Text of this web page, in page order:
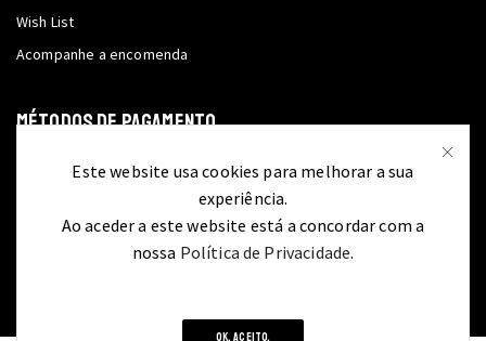
Wish List
Acompanhe a encomenda
MÉTODOS DE PAGAMENTO
Este website usa cookies para melhorar a sua
experiência.
Ao aceder a este website está a concordar com a
nossa Política de Privacidade.
OK, ACEITO.